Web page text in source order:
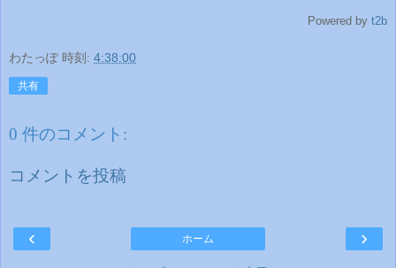
Powered by t2b
わたっぽ 時刻: 4:38:00
共有
0 件のコメント:
コメントを投稿
‹ ›
ホーム